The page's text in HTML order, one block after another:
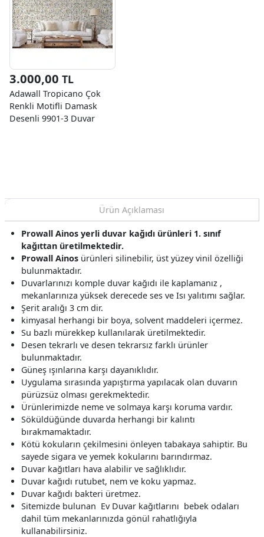
3.000,00 TL
Adawall Tropicano Çok
Renkli Motifli Damask
Desenli 9901-3 Duvar
Ürün Açıklaması
Prowall Ainos yerli duvar kağıdı ürünleri 1. sınıf
kağıttan üretilmektedir.
Prowall Ainos ürünleri silinebilir, üst yüzey vinil özelliği
bulunmaktadır.
Duvarlarınızı komple duvar kağıdı ile kaplamanız ,
mekanlarınıza yüksek derecede ses ve Isı yalıtımı sağlar.
Şerit aralığı 3 cm dir.
kimyasal herhangi bir boya, solvent maddeleri içermez.
Su bazlı mürekkep kullanılarak üretilmektedir.
Desen tekrarlı ve desen tekrarsız farklı ürünler
bulunmaktadır.
Güneş ışınlarına karşı dayanıklıdır.
Uygulama sırasında yapıştırma yapılacak olan duvarın
pürüzsüz olması gerekmektedir.
Ürünlerimizde neme ve solmaya karşı koruma vardır.
Söküldüğünde duvarda herhangi bir kalıntı
bırakmamaktadır.
Kötü kokuların çekilmesini önleyen tabakaya sahiptir. Bu
sayede sigara ve yemek kokularını barındırmaz.
Duvar kağıtları hava alabilir ve sağlıklıdır.
Duvar kağıdı rutubet, nem ve koku yapmaz.
Duvar kağıdı bakteri üretmez.
Sitemizde bulunan Ev Duvar kağıtlarını bebek odaları
dahil tüm mekanlarınızda gönül rahatlığıyla
kullanabilirsiniz.